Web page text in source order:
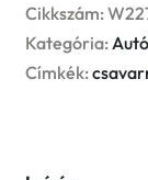
mennyiség
Cikkszám:
Kategória: Autó
Címkék: